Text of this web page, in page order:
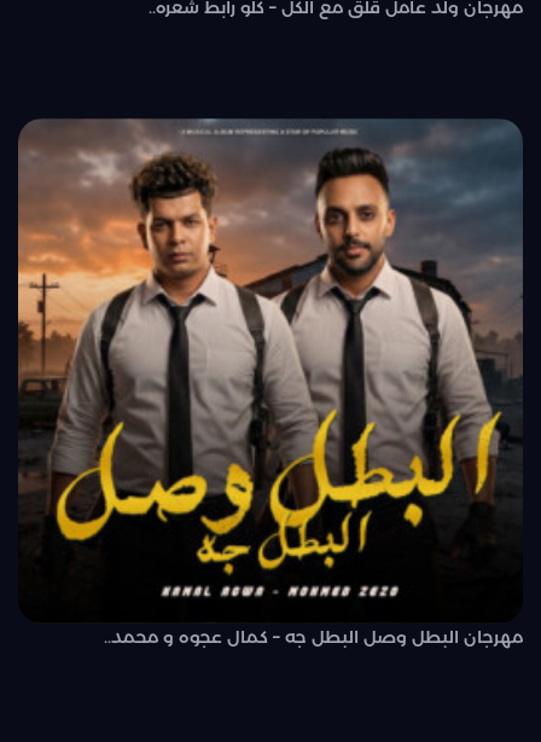
مهرجان ولد عامل قلق مع الكل – كلو رابط شعره..
مهرجان البطل وصل البطل جه – كمال عجوه و محمد..